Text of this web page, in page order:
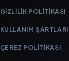
GIZLILIK POLITIKASI
KULLANIM ŞARTLARI
ÇEREZ POLITIKASI